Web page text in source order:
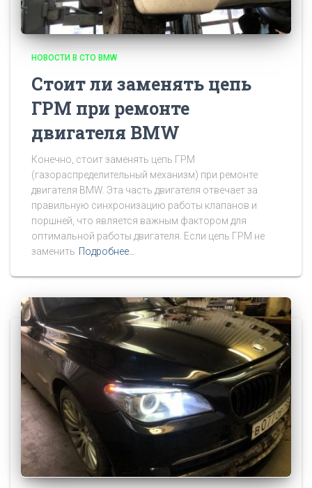
НОВОСТИ В СТО BMW
Стоит ли заменять цепь
ГРМ при ремонте
двигателя BMW
Конечно, стоит заменять цепь ГРМ
(газораспределительный механизм) при ремонте
двигателя BMW. Эта часть двигателя отвечает за
правильную синхронизацию работы клапанов и
поршней, что является важным фактором для
оптимальной работы двигателя. Если цепь ГРМ не
заменить Подробнее…